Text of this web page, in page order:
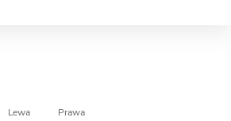
Lewa Prawa